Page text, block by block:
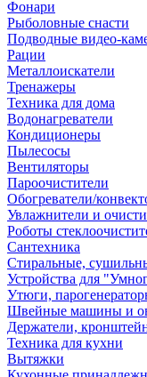
Фонари
Рыболовные снасти
Подводные видео-
Рации
Металлоискатели
Тренажеры
Техника для дома
Водонагреватели
Кондиционеры
Пылесосы
Вентиляторы
Пароочистители
Обогреватели/
Увлажнители и
Роботы
Сантехника
Стиральные,
Устройства для
Утюги,
Швейные машины и
Держатели,
Техника для кухни
Вытяжки